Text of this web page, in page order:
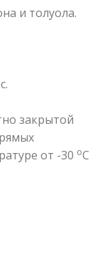
и толуола.
закрытой
от -30 оС